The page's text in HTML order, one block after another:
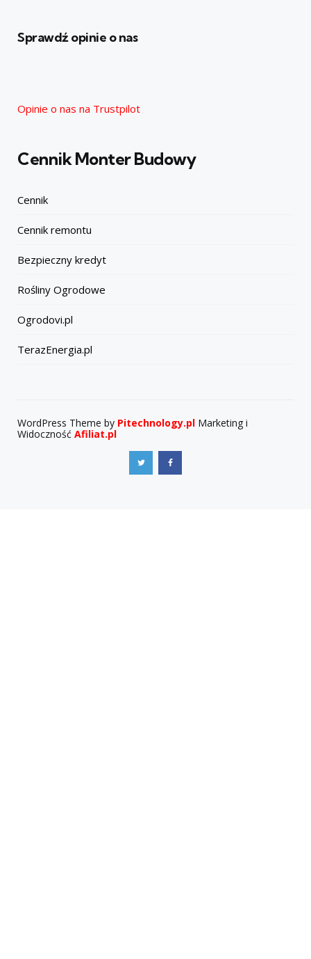
Sprawdź opinie o nas
Opinie o nas na Trustpilot
Cennik Monter Budowy
Cennik
Cennik remontu
Bezpieczny kredyt
Rośliny Ogrodowe
Ogrodovi.pl
TerazEnergia.pl
WordPress Theme by Pitechnology.pl Marketing i
Widoczność Afiliat.pl